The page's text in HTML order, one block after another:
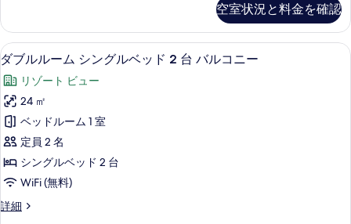
ド
ル
ー
ム
バ
ル
コ
ニ
ー
の
メ
ン
ト
1
ベ
ッ
ド
ル
ー
ム
バ
ル
ニ
空室状況と料金を確認
ダ
ブ
ル
ル
ー
ム
シ
ン
グ
ダブルルーム シングルベッド 2 台
5
ダブルルーム シングルベッド 2 台 バルコニー
リゾート ビュー
24 ㎡
ベッドルーム 1 室
定員 2 名
シングルベッド 2 台
WiFi (無料)
詳細
ダ